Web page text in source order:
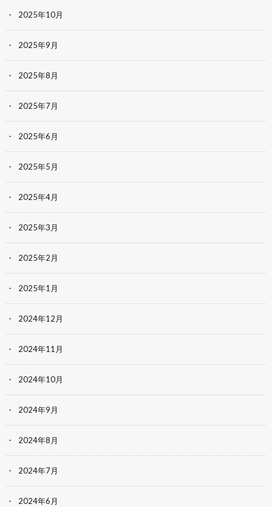
2025年10月
2025年9月
2025年8月
2025年7月
2025年6月
2025年5月
2025年4月
2025年3月
2025年2月
2025年1月
2024年12月
2024年11月
2024年10月
2024年9月
2024年8月
2024年7月
2024年6月